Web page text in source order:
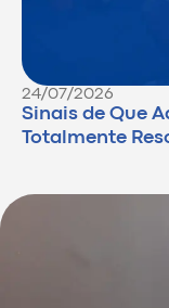
24/07/2026
Sinais de Que
Totalmente